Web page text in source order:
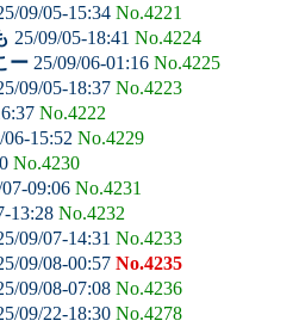
09/05-15:34 No.4221
25/09/05-18:41 No.4224
ー 25/09/06-01:16 No.4225
09/05-18:37 No.4223
No.4222
06-15:52 No.4229
No.4230
09:06 No.4231
13:28 No.4232
09/07-14:31 No.4233
09/08-00:57 No.4235
09/08-07:08 No.4236
09/22-18:30 No.4278